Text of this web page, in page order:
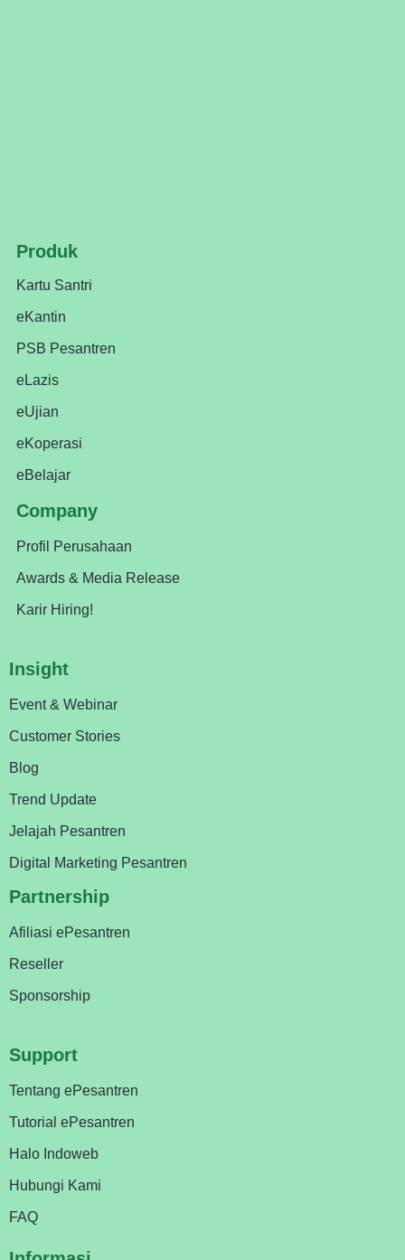
Produk
Kartu Santri
eKantin
PSB Pesantren
eLazis
eUjian
eKoperasi
eBelajar
Company
Profil Perusahaan
Awards & Media Release
Karir Hiring!
Insight
Event & Webinar
Customer Stories
Blog
Trend Update
Jelajah Pesantren
Digital Marketing Pesantren
Partnership
Afiliasi ePesantren
Reseller
Sponsorship
Support
Tentang ePesantren
Tutorial ePesantren
Halo Indoweb
Hubungi Kami
FAQ